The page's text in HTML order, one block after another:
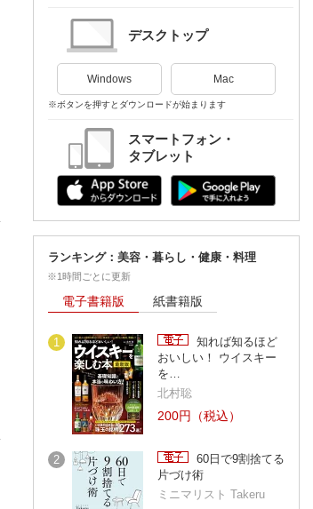
デスクトップ
Windows Mac
※ボタンを押すとダウンロードが始まります
スマートフォン・
タブレット
ランキング：美容・暮らし・健康・料理
※1時間ごとに更新
電子書籍版 紙書籍版
1
知れば知るほど
おいしい！ ウイスキー
を…
北村聡
200円（税込）
2
60日で9割捨てる
片づけ術
ミニマリスト Takeru